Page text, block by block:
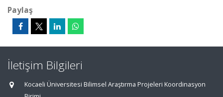
Paylaş
İletişim Bilgileri
Kocaeli Üniversitesi Bilimsel Araştırma Projeleri Koordinasyon